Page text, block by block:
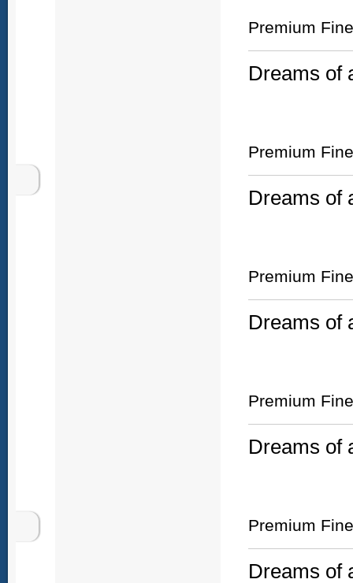
Premium
Dreams of
Premium
Dreams of
Premium
Dreams of
Premium
Dreams of
Premium
Dreams of